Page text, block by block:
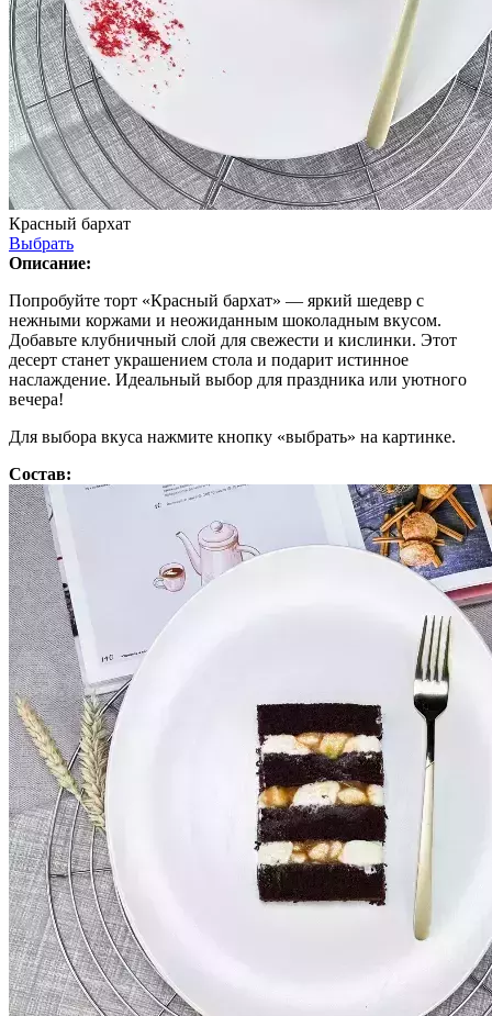
Красный бархат
Выбрать
Описание:
Попробуйте торт «Красный бархат» — яркий шедевр с
нежными коржами и неожиданным шоколадным вкусом.
Добавьте клубничный слой для свежести и кислинки. Этот
десерт станет украшением стола и подарит истинное
наслаждение. Идеальный выбор для праздника или уютного
вечера!
Для выбора вкуса нажмите кнопку «выбрать» на картинке.
Состав: